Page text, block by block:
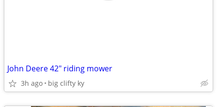
John Deere 42" riding mower
3h ago big clifty ky